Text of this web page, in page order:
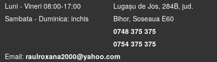
Luni - Vineri 08:00-17:00
Sambata - Duminica: inchis
Lugașu de Jos, 284B, jud.
Bihor, Soseaua E60
0748 375 375
0754 375 375
Email: raulroxana2000@yahoo.com